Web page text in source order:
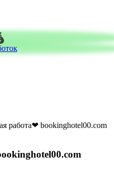
работа❤ bookinghotel00.com